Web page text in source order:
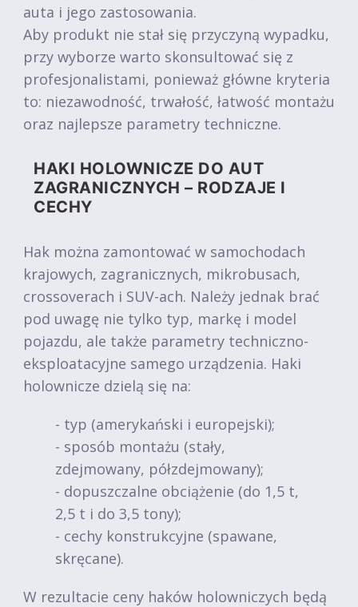
auta i jego zastosowania.
Aby produkt nie stał się przyczyną wypadku,
przy wyborze warto skonsultować się z
profesjonalistami, ponieważ główne kryteria
to: niezawodność, trwałość, łatwość montażu
oraz najlepsze parametry techniczne.
HAKI HOLOWNICZE DO AUT
ZAGRANICZNYCH – RODZAJE I
CECHY
Hak można zamontować w samochodach
krajowych, zagranicznych, mikrobusach,
crossoverach i SUV-ach. Należy jednak brać
pod uwagę nie tylko typ, markę i model
pojazdu, ale także parametry techniczno-
eksploatacyjne samego urządzenia. Haki
holownicze dzielą się na:
- typ (amerykański i europejski);
- sposób montażu (stały,
zdejmowany, półzdejmowany);
- dopuszczalne obciążenie (do 1,5 t,
2,5 t i do 3,5 tony);
- cechy konstrukcyjne (spawane,
skręcane).
W rezultacie ceny haków holowniczych będą